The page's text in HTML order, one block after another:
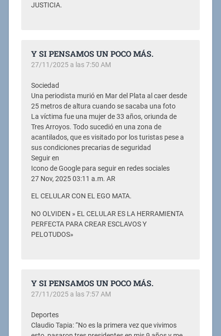
JUSTICIA.
Y SI PENSAMOS UN POCO MÁS.
27/11/2025 a las 7:50 AM
Sociedad
Una periodista murió en Mar del Plata al caer desde
25 metros de altura cuando se sacaba una foto
La víctima fue una mujer de 33 años, oriunda de
Tres Arroyos. Todo sucedió en una zona de
acantilados, que es visitado por los turistas pese a
sus condiciones precarias de seguridad
Seguir en
Icono de Google para seguir en redes sociales
27 Nov, 2025 03:11 a.m. AR
EL CELULAR CON EL EGO MATA.
NO OLVIDEN » EL CELULAR ES LA HERRAMIENTA
PERFECTA PARA CREAR ESCLAVOS Y
PELOTUDOS»
Y SI PENSAMOS UN POCO MÁS.
27/11/2025 a las 7:57 AM
Deportes
Claudio Tapia: “No es la primera vez que vivimos